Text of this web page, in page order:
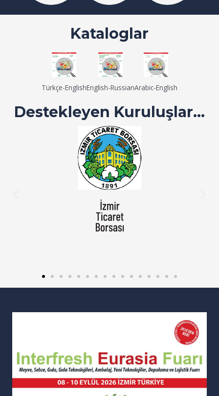
Kataloglar
Türkçe-EnglishEnglish-RussianArabic-English
Destekleyen Kuruluşlar...